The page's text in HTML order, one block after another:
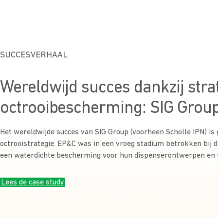
SUCCESVERHAAL
Wereldwijd succes dankzij
octrooibescherming: SIG
Het wereldwijde succes van SIG Group (voorheen Scholle IPN)
octrooistrategie. EP&C was in een vroeg stadium betrokken bij
een waterdichte bescherming voor hun dispenserontwerpen
Lees de case study